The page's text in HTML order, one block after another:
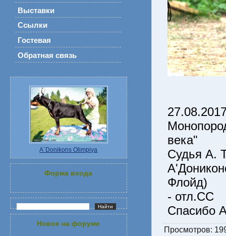
Выставки
Ссылки
Гостевая
Обратная связь
A`Donikons Olimpiya
Форма входа
Новое на форуме
века"
Судья А.
Флойд)
- отл.СС
Спасибо
Просмотров: